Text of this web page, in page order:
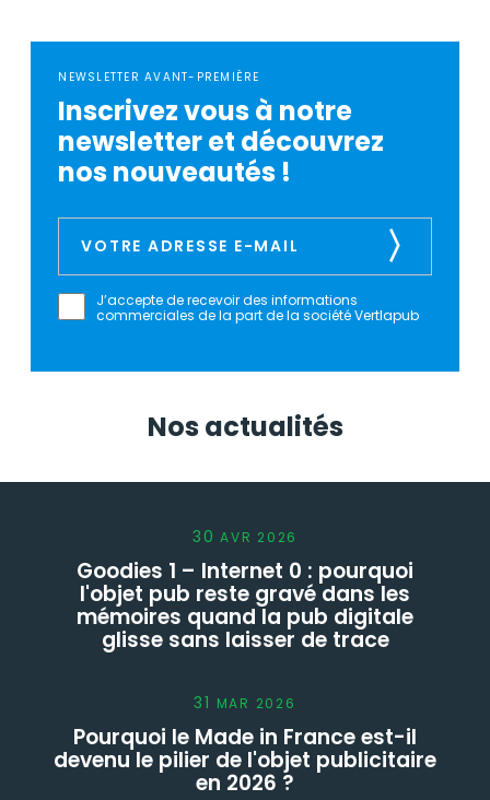
NEWSLETTER AVANT-PREMIÈRE
Inscrivez vous à notre
newsletter et découvrez
nos nouveautés !
J’accepte de recevoir des informations
commerciales de la part de la société Vertlapub
Nos actualités
30 AVR 2026
Goodies 1 – Internet 0 : pourquoi
l'objet pub reste gravé dans les
mémoires quand la pub digitale
glisse sans laisser de trace
31 MAR 2026
Pourquoi le Made in France est-il
devenu le pilier de l'objet publicitaire
en 2026 ?